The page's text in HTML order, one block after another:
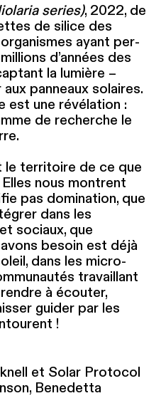
series), 2022, de
de silice des
ayant per­
d’années des
la lumière –
panneaux solaires.
est une révélation :
de recherche le
territoire de ce que
nous montrent
pas domination, que
dans les
sociaux, que
besoin est déjà
dans les micro-
travaillant
à écouter,
guider par les
!
et Solar Protocol
Benedetta